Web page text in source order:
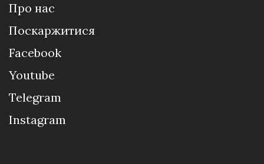
Про нас
Поскаржитися
Facebook
Youtube
Telegram
Instagram